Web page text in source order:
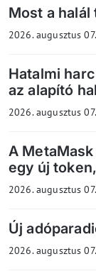
Most a halál
2026. augusztus 07.
Hatalmi
az alapító
2026. augusztus 07.
A
egy új
2026. augusztus 07.
Új
2026. augusztus 07.